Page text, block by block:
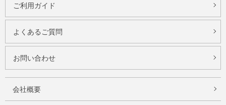
ご利用ガイド
よくあるご質問
お問い合わせ
会社概要